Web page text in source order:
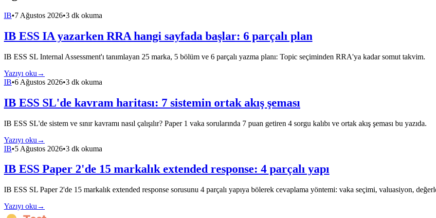
IB•7 Ağustos 2026•3 dk okuma
IB ESS IA yazarken RRA hangi sayfada başlar: 6 parçalı plan
IB ESS SL Internal Assessment'ı tanımlayan 25 marka, 5 bölüm ve 6 parçalı yazma planı: Topic seçiminden RRA'ya kadar somut takvim.
Yazıyı oku →
IB•6 Ağustos 2026•3 dk okuma
IB ESS SL'de kavram haritası: 7 sistemin ortak akış şeması
IB ESS SL'de sistem ve sınır kavramı nasıl çalışılır? Paper 1 vaka sorularında 7 puan getiren 4 sorgu kalıbı ve ortak akış şeması bu yazıda.
Yazıyı oku →
IB•5 Ağustos 2026•3 dk okuma
IB ESS Paper 2'de 15 markalık extended response: 4 parçalı yapı
IB ESS SL Paper 2'de 15 markalık extended response sorusunu 4 parçalı yapıya bölerek cevaplama yöntemi: vaka seçimi, valuasiyon,
Yazıyı oku →